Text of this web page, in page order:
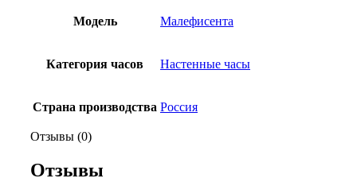
Модель Малефисента
Категория часов Настенные часы
Страна производства Россия
Отзывы (0)
Отзывы